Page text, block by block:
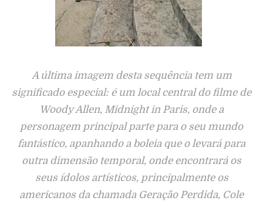
A última imagem desta sequência tem um
significado especial: é um local central do filme de
Woody Allen, Midnight in Paris, onde a
personagem principal parte para o seu mundo
fantástico, apanhando a boleia que o levará para
outra dimensão temporal, onde encontrará os
seus ídolos artísticos, principalmente os
americanos da chamada Geração Perdida, Cole